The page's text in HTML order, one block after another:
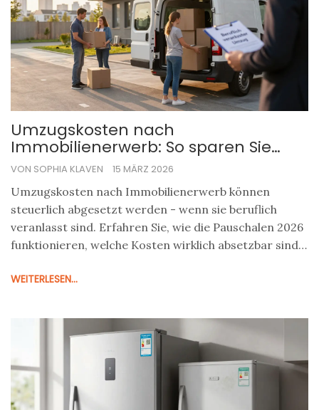
Umzugskosten nach
Immobilienerwerb: So sparen Sie
Steuern bei Pauschalen und
Werbungskosten
VON SOPHIA KLAVEN 15 MÄRZ 2026
Umzugskosten nach Immobilienerwerb können
steuerlich abgesetzt werden - wenn sie beruflich
veranlasst sind. Erfahren Sie, wie die Pauschalen 2026
funktionieren, welche Kosten wirklich absetzbar sind
WEITERLESEN...